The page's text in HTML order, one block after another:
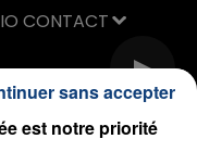
CONTACT
est notre priorité
sans accepter